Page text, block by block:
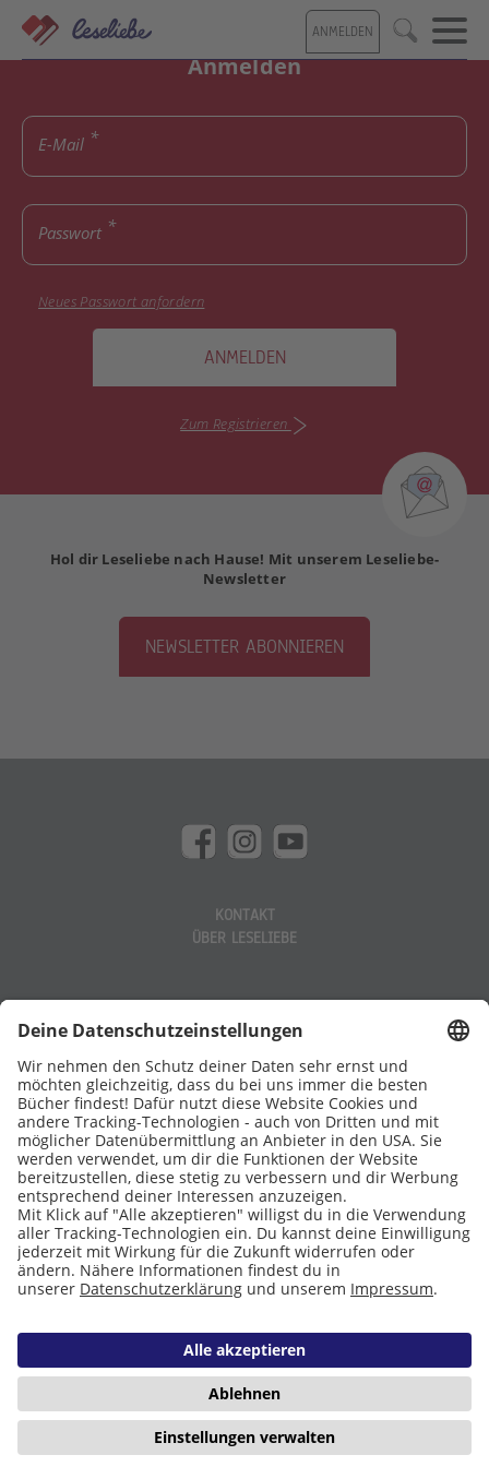
Direkt
zum
Inhalt
ANMELDEN Suche
Anmelden
E-Mail
Passwort
Neues Passwort anfordern
ANMELDEN
Zum Registrieren
Hol dir Leseliebe nach Hause! Mit unserem Leseliebe-
Newsletter
NEWSLETTER ABONNIEREN
KONTAKT
ÜBER LESELIEBE
UNTERSTÜTZT VON
Eltern
Stiftung Lesen
IMPRESSUM
COOKIES
Copyright © 2026 Leseliebe